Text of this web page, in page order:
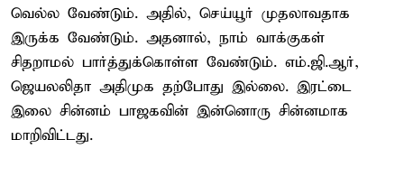
வெல்ல வேண்டும். அதில், செய்யூர் முதலாவதாக
இருக்க வேண்டும். அதனால், நாம் வாக்குகள்
சிதறாமல் பார்த்துக்கொள்ள வேண்டும். எம்.ஜி.ஆர்,
ஜெயலலிதா அதிமுக தற்போது இல்லை. இரட்டை
இலை சின்னம் பாஜகவின் இன்னொரு சின்னமாக
மாறிவிட்டது.